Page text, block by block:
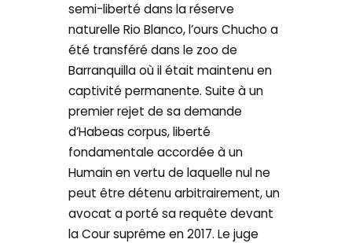
semi-liberté dans la réserve
naturelle Rio Blanco, l’ours Chucho a
été transféré dans le zoo de
Barranquilla où il était maintenu en
captivité permanente. Suite à un
premier rejet de sa demande
d’Habeas corpus, liberté
fondamentale accordée à un
Humain en vertu de laquelle nul ne
peut être détenu arbitrairement, un
avocat a porté sa requête devant
la Cour suprême en 2017. Le juge